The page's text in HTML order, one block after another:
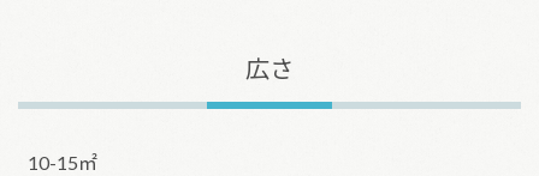
広さ
10-15㎡